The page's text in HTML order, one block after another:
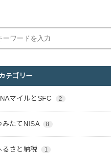
テゴリー
マイルとSFC 2
みたてNISA 8
るさと納税 1